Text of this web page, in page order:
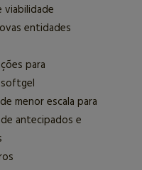
entidades
para
menor escala para
antecipados e